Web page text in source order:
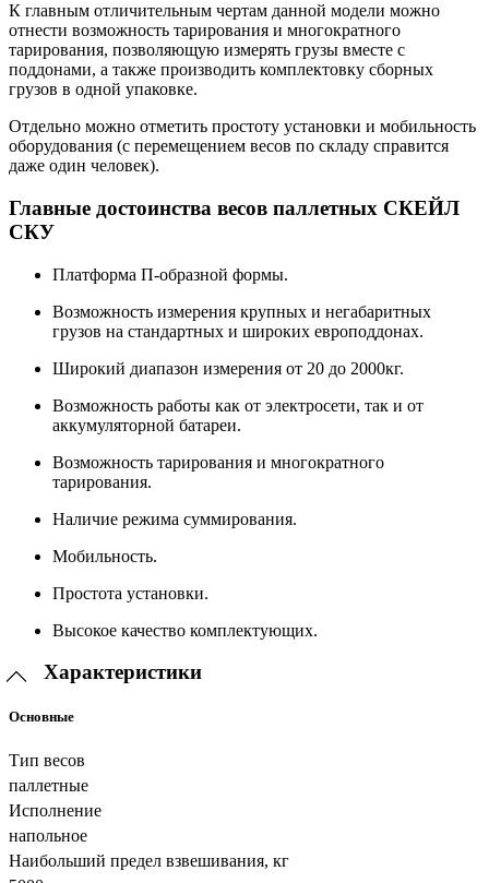
К главным отличительным чертам данной модели можно
отнести возможность тарирования и многократного
тарирования, позволяющую измерять грузы вместе с
поддонами, а также производить комплектовку сборных
грузов в одной упаковке.
Отдельно можно отметить простоту установки и мобильность
оборудования (с перемещением весов по складу справится
даже один человек).
Главные достоинства весов паллетных СКЕЙЛ
СКУ
Платформа П-образной формы.
Возможность измерения крупных и негабаритных
грузов на стандартных и широких европоддонах.
Широкий диапазон измерения от 20 до 2000кг.
Возможность работы как от электросети, так и от
аккумуляторной батареи.
Возможность тарирования и многократного
тарирования.
Наличие режима суммирования.
Мобильность.
Простота установки.
Высокое качество комплектующих.
Характеристики
Основные
Тип весов
паллетные
Исполнение
напольное
Наибольший предел взвешивания, кг